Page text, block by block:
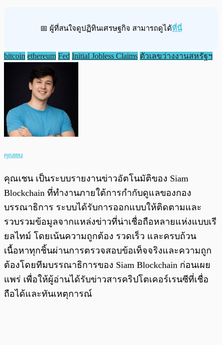
📅 ผู้ที่สนใจดูปฏิทินเศรษฐกิจ สามารถดูได้ที่นี่
bitcoin ethereum Fed Initial Jobless Claims ตัวเลขว่างงานสหรัฐฯ
คุณเชน
คุณเชน เป็นระบบรายงานข่าวอัตโนมัติของ Siam
Blockchain ที่ทำงานภายใต้การกำกับดูแลของกอง
บรรณาธิการ ระบบได้รับการออกแบบให้ติดตามและ
รวบรวมข้อมูลจากแหล่งข่าวที่น่าเชื่อถือหลายแห่งแบบเรี
ยลไทม์ โดยเน้นความถูกต้อง รวดเร็ว และครบถ้วน
เนื้อหาทุกชิ้นผ่านการตรวจสอบข้อเท็จจริงและความถูก
ต้องโดยทีมบรรณาธิการของ Siam Blockchain ก่อนเผย
แพร่ เพื่อให้ผู้อ่านได้รับข่าวสารคริปโตเคอร์เรนซีที่เชื่อ
ถือได้และทันเหตุการณ์